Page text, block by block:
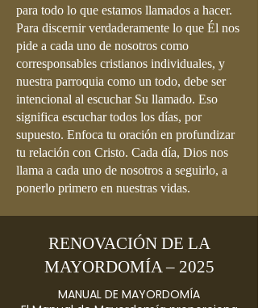
para todo lo que estamos llamados a hacer.
Para discernir verdaderamente lo que Él nos
pide a cada uno de nosotros como
corresponsables cristianos individuales, y
nuestra parroquia como un todo, debe ser
intencional al escuchar Su llamado. Eso
significa escuchar todos los días, por
supuesto. Enfoca tu oración en profundizar
tu relación con Cristo. Cada día, Dios nos
llama a cada uno de nosotros a seguirlo, a
ponerlo primero en nuestras vidas.
RENOVACIÓN DE LA
MAYORDOMÍA – 2025
MANUAL DE MAYORDOMÍA